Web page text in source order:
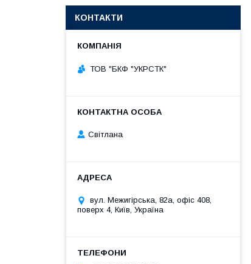
КОНТАКТИ
ТОВ "БКФ "УКРСТК"
Світлана
вул. Межигірська, 82а, офіс 408,
поверх 4, Київ, Україна